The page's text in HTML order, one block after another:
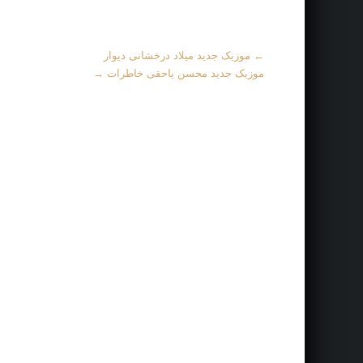
More
Articles
← موزیک جدید میلاد درخشانی دیوار
موزیک جدید محسن یاحقی خاطرات →